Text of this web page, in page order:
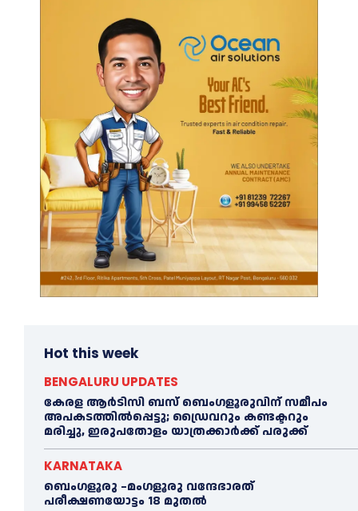
Hot this week
BENGALURU UPDATES
കേരള ആർടിസി ബസ് ബെംഗളൂരുവിന് സമീപം
അപകടത്തിൽപ്പെട്ടു; ഡ്രൈവറും കണ്ടക്ടറും
മരിച്ചു, ഇരുപതോളം യാത്രക്കാർക്ക് പരുക്ക്
KARNATAKA
ബെംഗളൂരു –മംഗളൂരു വന്ദേഭാരത്
പരീക്ഷണയോട്ടം 18 മുതൽ